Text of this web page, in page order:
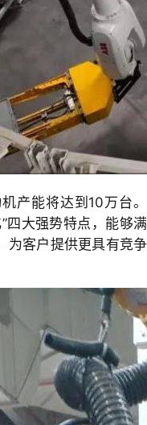
产能将达到10万台。
四大强势特点，能够满
为客户提供更具有竞争